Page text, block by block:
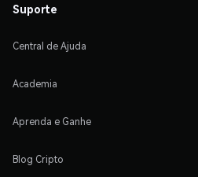
Suporte
Central de Ajuda
Academia
Aprenda e Ganhe
Blog Cripto